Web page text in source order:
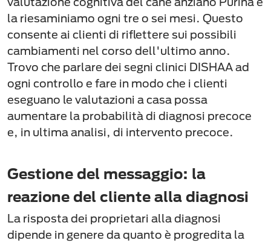
la riesaminiamo ogni tre o sei mesi. Questo
consente ai clienti di riflettere sui possibili
cambiamenti nel corso dell'ultimo anno.
Trovo che parlare dei segni clinici DISHAA ad
ogni controllo e fare in modo che i clienti
eseguano le valutazioni a casa possa
aumentare la probabilità di diagnosi precoce
e, in ultima analisi, di intervento precoce.
Gestione del messaggio: la
reazione del cliente alla diagnosi
La risposta dei proprietari alla diagnosi
dipende in genere da quanto è progredita la